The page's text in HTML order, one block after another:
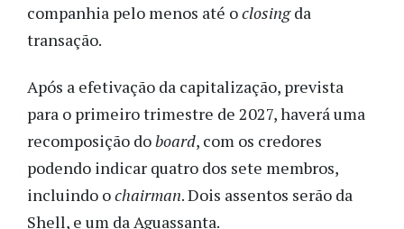
companhia pelo menos até oclosingda
transação.
Após a efetivação da capitalização, prevista
para o primeiro trimestre de 2027, haverá uma
recomposição doboard, com os credores
podendo indicar quatro dos sete membros,
incluindo ochairman. Dois assentos serão da
Shell, e um da Aguassanta.